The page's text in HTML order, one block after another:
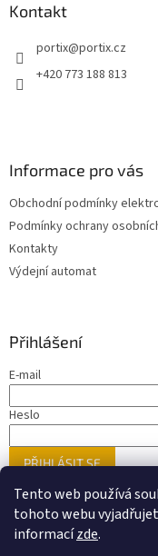
Tento web používá
tohoto webu
informacízde.
Kontakt
portix@portix.cz
+420 773 188 813
Informace pro vás
Obchodní podmínky
Podmínky ochrany
Kontakty
Výdejní automat
Přihlášení
E-mail
Heslo
PŘIHLÁSIT SE
Nová registrace